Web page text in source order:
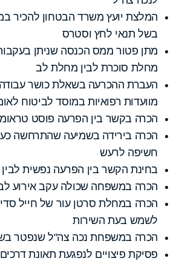
המלצת יועץ משרד הבטחון להכיר
בשל תנאי לחץ וסטרס
מתן פטור ממס הכנסה שניתן
מחלת סוכרת לבין מחלת לב
העברת ההכרעה בשאלת כושר
מוועדות רפואיות במוסד לביטוח
הכרה בקשר בין הפרעה פוסט
הכרה בירידה בשמיעה שהתרחשה
חשיפה לרעש
בחינת הקשר בין הפרעה נפשית
הכרה במשפחה שכולה עקב אירוע
הכרה במחלת סרטן עור של חייל
לשמש בעת השירות
הכרה במשפחת נכה צה"ל שנפטר
פסיקת פיצויים לנפגעת תאונת